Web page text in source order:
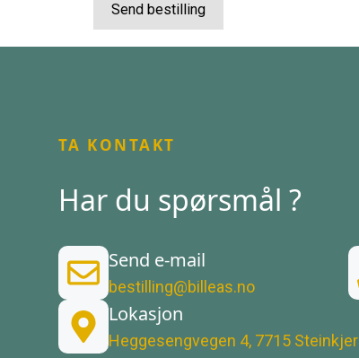
Send bestilling
TA KONTAKT
Har du spørsmål ?
Send e-mail
bestilling@billeas.no
Lokasjon
Heggesengvegen 4, 7715 Steinkjer